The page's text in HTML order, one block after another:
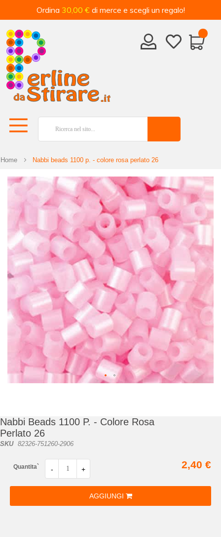
Ordina 30,00 € di merce e scegli un regalo!
Home Nabbi beads 1100 p. - colore rosa perlato 26
Vai
galleria
immagini
galleria
di
immagini
Nabbi Beads 1100 P. - Colore Rosa
Perlato 26
SKU 82326-751260-2906
Quantita` - +
AGGIUNGI
2,40 €